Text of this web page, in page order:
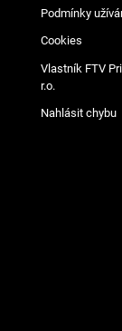
Podmínky
Cookies
Vlastník FTV
r.o.
Nahlásit chybu